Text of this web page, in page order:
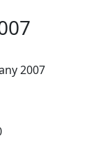
2007